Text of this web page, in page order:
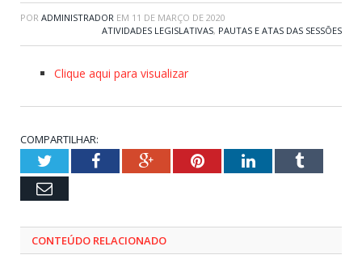
POR ADMINISTRADOR EM 11 DE MARÇO DE 2020
ATIVIDADES LEGISLATIVAS, PAUTAS E ATAS DAS SESSÕES
Clique aqui para visualizar
COMPARTILHAR:
TwitterFacebookGoogle+PinterestLinkedInTumblr
Email
CONTEÚDO RELACIONADO